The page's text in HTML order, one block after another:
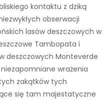
kontaktu z dziką
obserwacji
lasów deszczowych w
Tambopata i
deszczowych Monteverde
wrażenia
zakątków tych
się tam majestatyczne